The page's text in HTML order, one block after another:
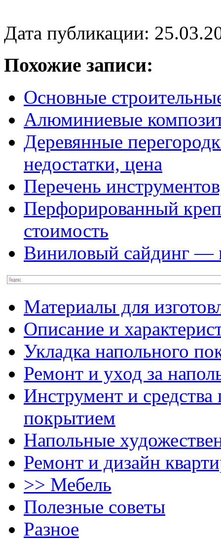
Дата публикации:
Похожие записи:
Основные
Алюминиевые
Деревянные
недостатки, цена
Перечень
Перфорированный
стоимость
Виниловый сайдинг —
Материалы для
Описание и
Укладка напольного
Ремонт и уход за
Инструмент и
покрытием
Напольные
Ремонт и дизайн
>> Мебель
Полезные советы
Разное